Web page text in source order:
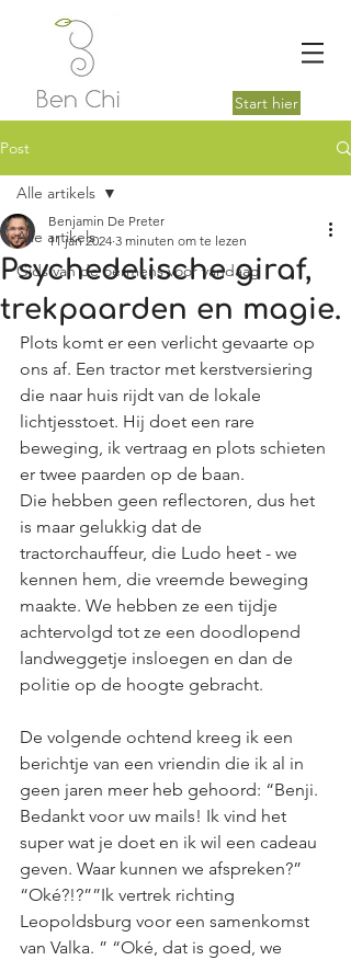
Start hier
Post
Alle artikels
Gids van de oermens voor vandaag
Alle artikels
Psychedelische giraf,
trekpaarden en magie.
Benjamin De Preter
11 jan 2024 3 minuten om te lezen
Plots komt er een verlicht gevaarte op
ons af. Een tractor met kerstversiering
die naar huis rijdt van de lokale
lichtjesstoet. Hij doet een rare
beweging, ik vertraag en plots schieten
er twee paarden op de baan.
Die hebben geen reflectoren, dus het
is maar gelukkig dat de
tractorchauffeur, die Ludo heet - we
kennen hem, die vreemde beweging
maakte. We hebben ze een tijdje
achtervolgd tot ze een doodlopend
landweggetje insloegen en dan de
politie op de hoogte gebracht.
De volgende ochtend kreeg ik een
berichtje van een vriendin die ik al in
geen jaren meer heb gehoord: “Benji.
Bedankt voor uw mails! Ik vind het
super wat je doet en ik wil een cadeau
geven. Waar kunnen we afspreken?”
“Oké?!?””Ik vertrek richting
Leopoldsburg voor een samenkomst
van Valka. ” “Oké, dat is goed, we